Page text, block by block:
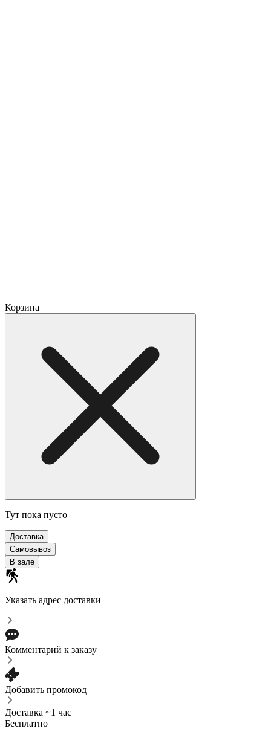
Корзина
Тут пока пусто
Доставка
Самовывоз
В зале
Указать адрес доставки
Комментарий к заказу
Добавить промокод
Доставка ~1 час
Бесплатно